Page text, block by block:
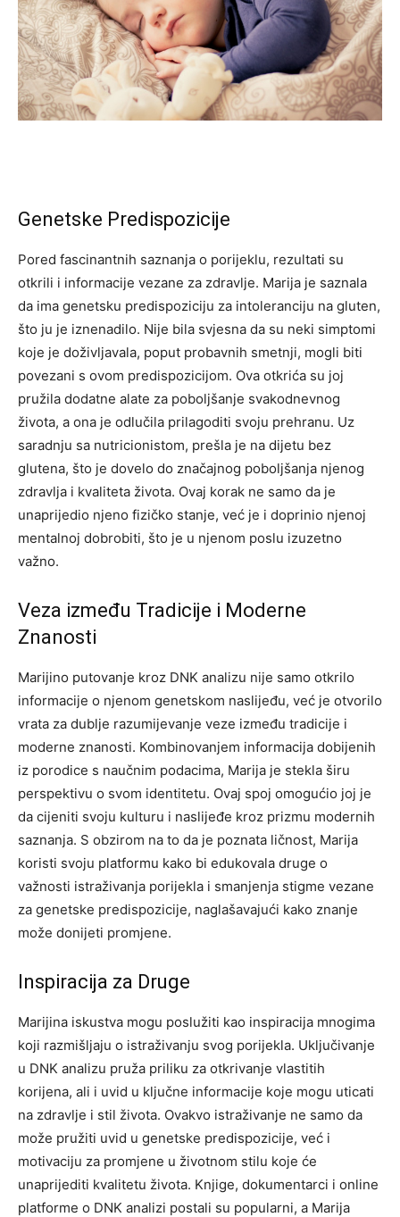
Genetske Predispozicije
Pored fascinantnih saznanja o porijeklu, rezultati su
otkrili i informacije vezane za zdravlje. Marija je saznala
da ima genetsku predispoziciju za intoleranciju na gluten,
što ju je iznenadilo. Nije bila svjesna da su neki simptomi
koje je doživljavala, poput probavnih smetnji, mogli biti
povezani s ovom predispozicijom. Ova otkrića su joj
pružila dodatne alate za poboljšanje svakodnevnog
života, a ona je odlučila prilagoditi svoju prehranu. Uz
saradnju sa nutricionistom, prešla je na dijetu bez
glutena, što je dovelo do značajnog poboljšanja njenog
zdravlja i kvaliteta života. Ovaj korak ne samo da je
unaprijedio njeno fizičko stanje, već je i doprinio njenoj
mentalnoj dobrobiti, što je u njenom poslu izuzetno
važno.
Veza između Tradicije i Moderne
Znanosti
Marijino putovanje kroz DNK analizu nije samo otkrilo
informacije o njenom genetskom naslijeđu, već je otvorilo
vrata za dublje razumijevanje veze između tradicije i
moderne znanosti. Kombinovanjem informacija dobijenih
iz porodice s naučnim podacima, Marija je stekla širu
perspektivu o svom identitetu. Ovaj spoj omogućio joj je
da cijeniti svoju kulturu i naslijeđe kroz prizmu modernih
saznanja. S obzirom na to da je poznata ličnost, Marija
koristi svoju platformu kako bi edukovala druge o
važnosti istraživanja porijekla i smanjenja stigme vezane
za genetske predispozicije, naglašavajući kako znanje
može donijeti promjene.
Inspiracija za Druge
Marijina iskustva mogu poslužiti kao inspiracija mnogima
koji razmišljaju o istraživanju svog porijekla. Uključivanje
u DNK analizu pruža priliku za otkrivanje vlastitih
korijena, ali i uvid u ključne informacije koje mogu uticati
na zdravlje i stil života. Ovakvo istraživanje ne samo da
može pružiti uvid u genetske predispozicije, već i
motivaciju za promjene u životnom stilu koje će
unaprijediti kvalitetu života. Knjige, dokumentarci i online
platforme o DNK analizi postali su popularni, a Marija